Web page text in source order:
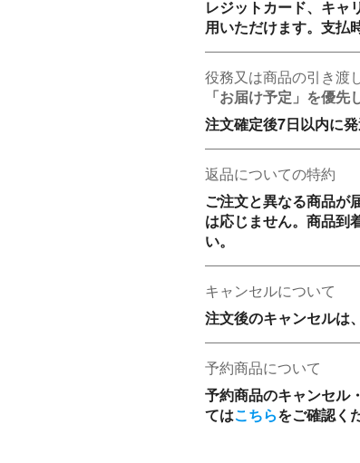
レジットカード、キャ
用いただけます。支払
役務又は商品の引き渡
「お届け予定」を優先
注文確定後7日以内に発
返品についての特約
ご注文と異なる商品が
は応じません。商品到
い。
キャンセルについて
注文後のキャンセルは
予約商品について
予約商品のキャンセル
てはこちらをご確認く